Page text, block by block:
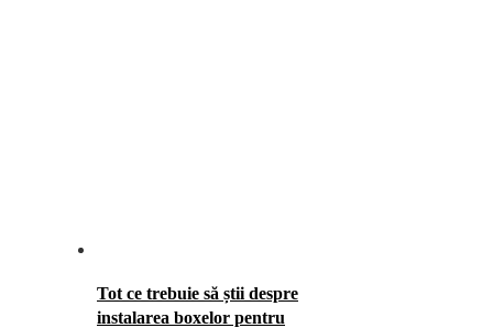
Tot ce trebuie să știi despre
instalarea boxelor pentru